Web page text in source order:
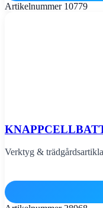
Artikelnummer 10779
Verktyg &